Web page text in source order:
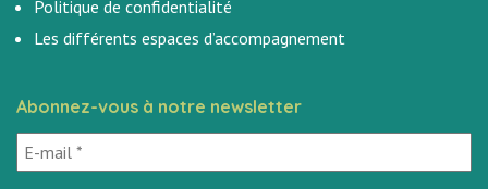
Politique de confidentialité
Les différents espaces d’accompagnement
Abonnez-vous à notre newsletter